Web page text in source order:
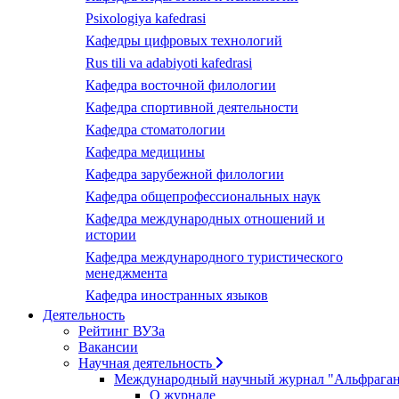
Psixologiya kafedrasi
Кафедры цифровых технологий
Rus tili va adabiyoti kafedrasi
Кафедра восточной филологии
Кафедра спортивной деятельности
Кафедра стоматологии
Кафедра медицины
Кафедра зарубежной филологии
Кафедра общепрофессиональных наук
Кафедра международных отношений и
истории
Кафедра международного туристического
менеджмента
Кафедра иностранных языков
Деятельность
Рейтинг ВУЗа
Вакансии
Научная деятельность
Международный научный журнал
О журнале